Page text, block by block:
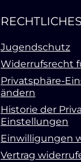
RECHTLICHES
Jugendschutz
Widerrufsrecht
Privatsphäre-
ändern
Historie der
Einstellungen
Einwilligungen
Vertrag